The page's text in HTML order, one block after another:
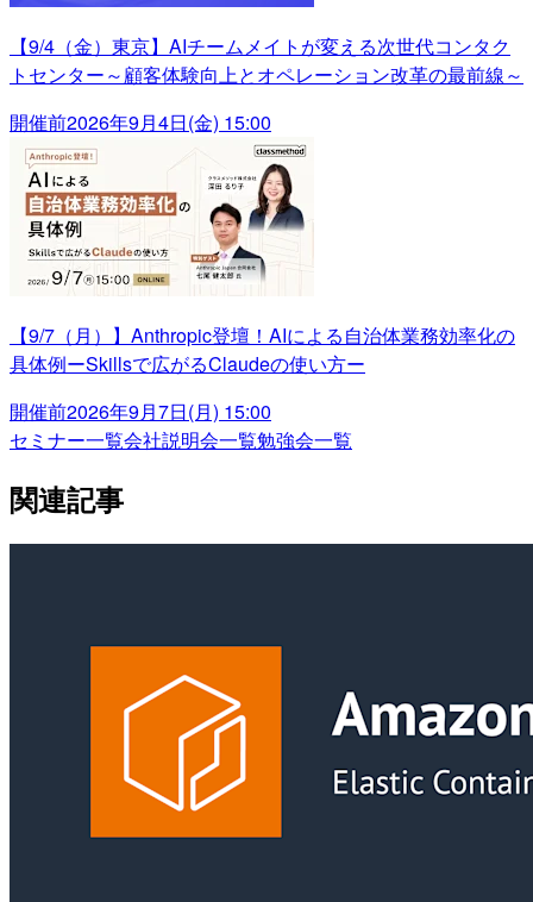
【9/4（金）東京】AIチームメイトが変える次世代コンタク
トセンター～顧客体験向上とオペレーション改革の最前線～
開催前2026年9月4日(金) 15:00
【9/7（月）】Anthropic登壇！AIによる自治体業務効率化の
具体例ーSkillsで広がるClaudeの使い方ー
開催前2026年9月7日(月) 15:00
セミナー一覧会社説明会一覧勉強会一覧
関連記事